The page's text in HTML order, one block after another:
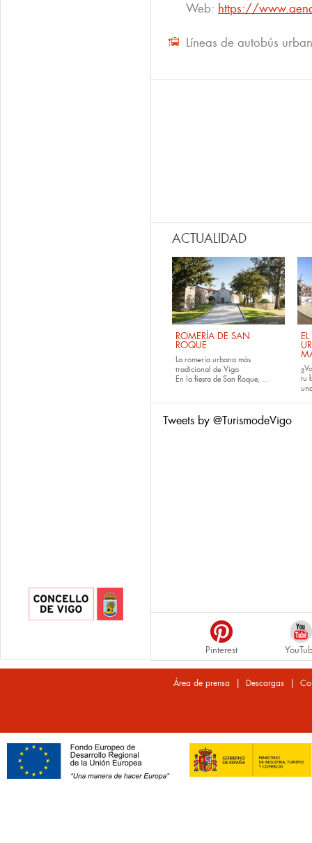
Web: https://
Líneas de autobús
ACTUALIDAD
ROMERÍA DE SAN
ROQUE
La romería urbana más
tradicional de Vigo
En la fiesta de San Roque, ...
tu
Tweets by @TurismodeVigo
Pinterest
Área de prensa | Descargas|